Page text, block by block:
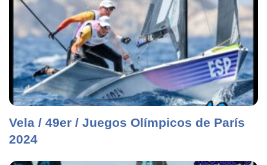
Vela / 49er / Juegos Olímpicos de París
2024